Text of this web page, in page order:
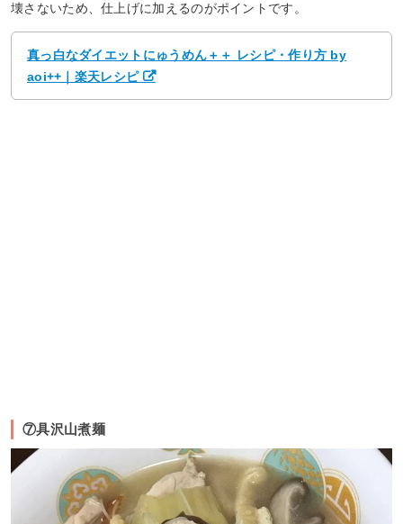
壊さないため、仕上げに加えるのがポイントです。
真っ白なダイエットにゅうめん＋＋ レシピ・作り方 by
aoi++｜楽天レシピ
⑦具沢山煮麺